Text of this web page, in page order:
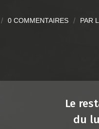
/ 0 COMMENTAIRES / PAR
Le
du